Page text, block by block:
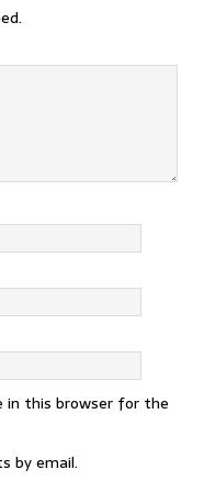
in this browser for the
by email.